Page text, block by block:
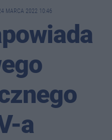
MARCA 2022 10:46
a